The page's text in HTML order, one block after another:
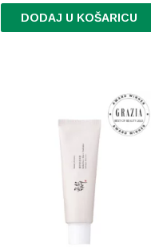
DODAJ U KOŠARICU